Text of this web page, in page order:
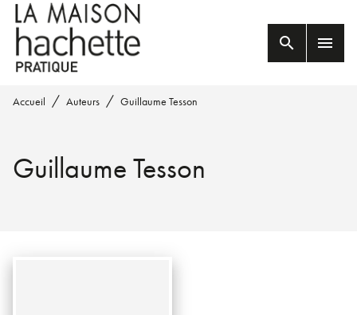
MENU RECHERCHE
PIED DE PAGE
search menu
Accueil / Auteurs / Guillaume Tesson
Guillaume Tesson